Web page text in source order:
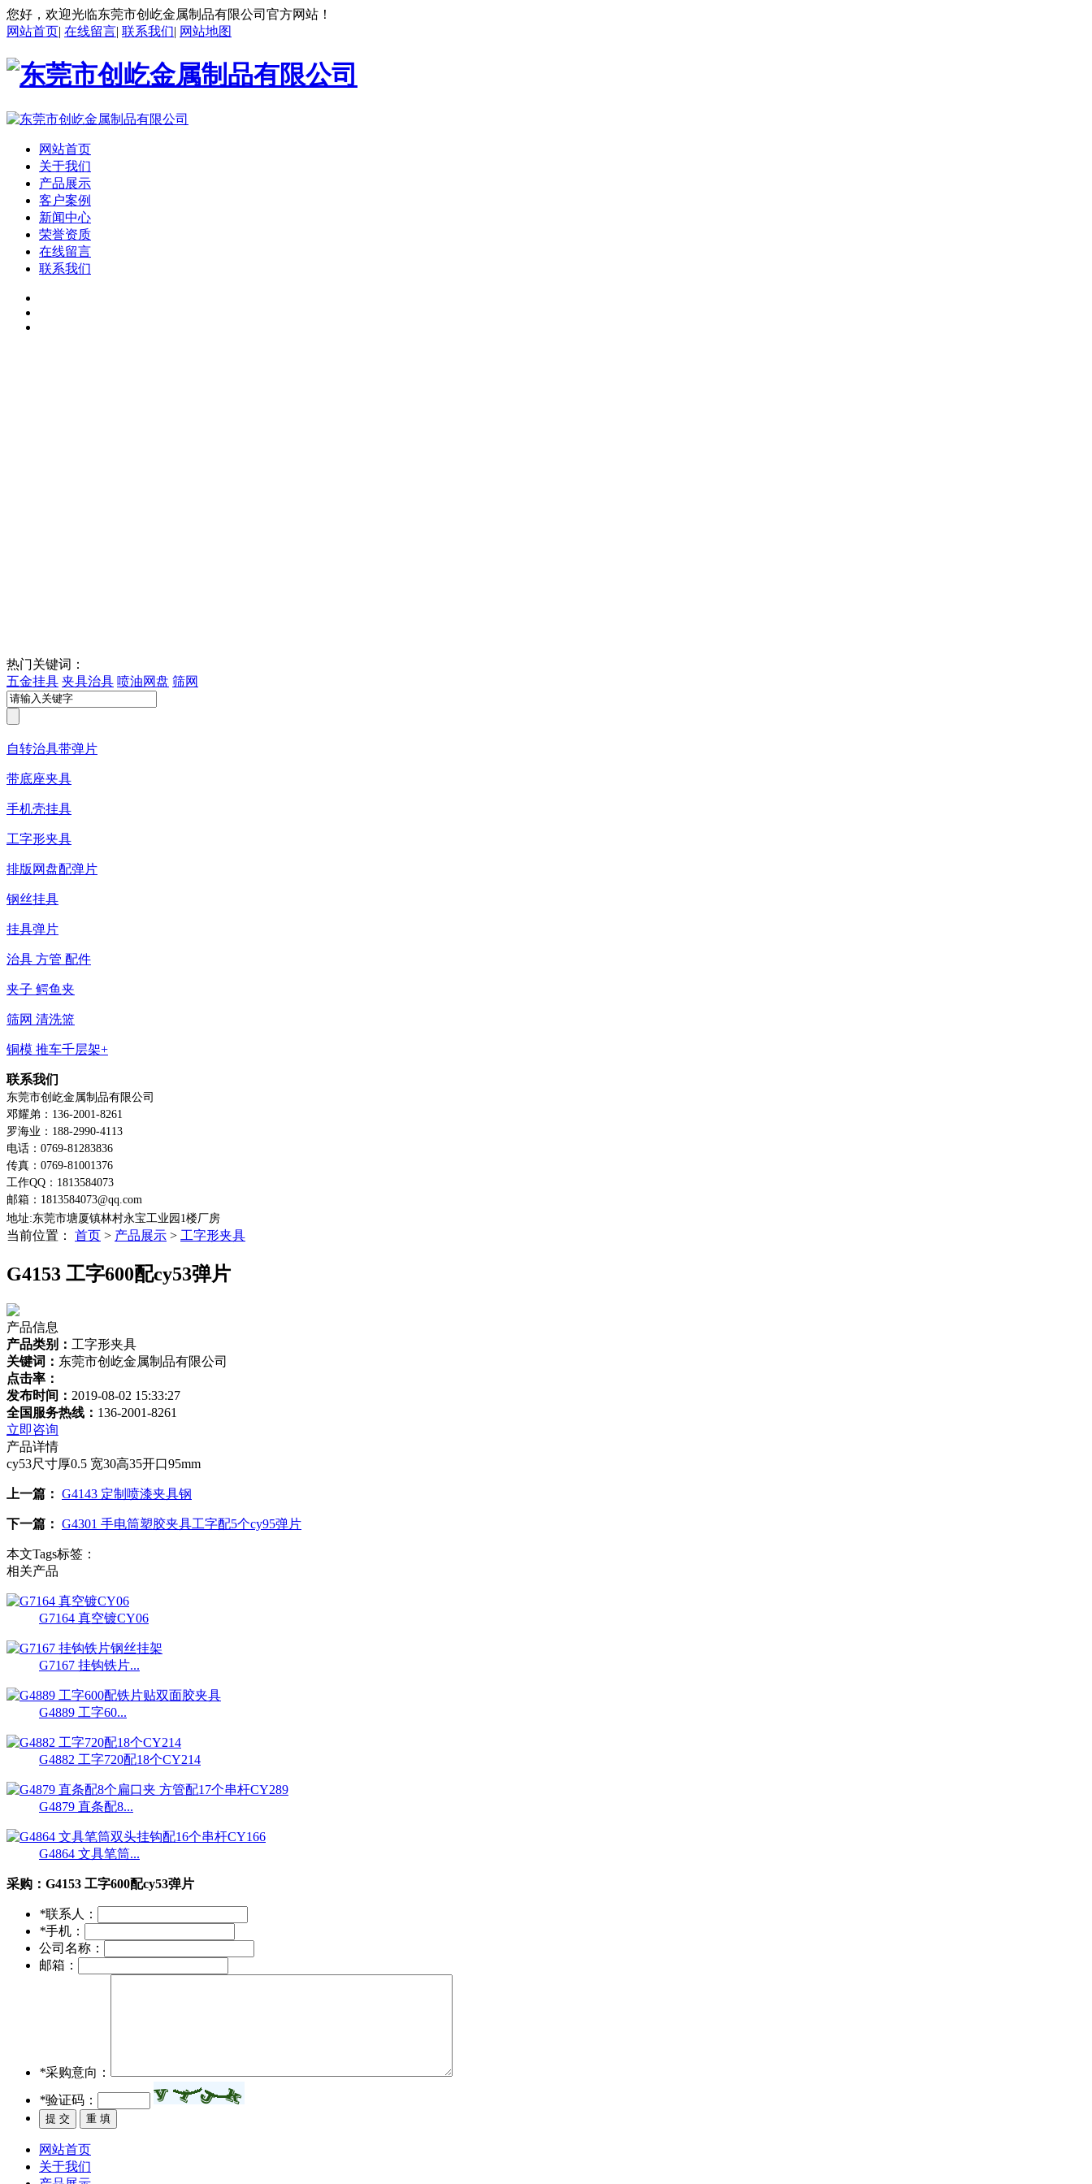
您好，欢迎光临东莞市创屹金属制品有限公司官方网站！
网站首页| 在线留言| 联系我们| 网站地图
网站首页
关于我们
产品展示
客户案例
新闻中心
荣誉资质
在线留言
联系我们
热门关键词：
五金挂具 夹具治具 喷油网盘 筛网
自转治具带弹片
带底座夹具
手机壳挂具
工字形夹具
排版网盘配弹片
钢丝挂具
挂具弹片
治具 方管 配件
夹子 鳄鱼夹
筛网 清洗篮
铜模 推车千层架+
联系我们
东莞市创屹金属制品有限公司
邓耀弟：136-2001-8261
罗海业：188-2990-4113
电话：0769-81283836
传真：0769-81001376
工作QQ：1813584073
邮箱：1813584073@qq.com
地址:东莞市塘厦镇林村永宝工业园1楼厂房
当前位置： 首页 > 产品展示 > 工字形夹具
G4153 工字600配cy53弹片
产品信息
产品类别： 工字形夹具
关键词： 东莞市创屹金属制品有限公司
点击率：
发布时间： 2019-08-02 15:33:27
全国服务热线： 136-2001-8261
立即咨询
产品详情
cy53尺寸厚0.5 宽30高35开口95mm
上一篇： G4143 定制喷漆夹具钢
下一篇： G4301 手电筒塑胶夹具工字配5个cy95弹片
本文Tags标签：
相关产品
G7164 真空镀CY06
G7167 挂钩铁片...
G4889 工字60...
G4882 工字720配18个CY214
G4879 直条配8...
G4864 文具笔筒...
采购： G4153 工字600配cy53弹片
*联系人：
*手机：
公司名称：
邮箱：
*采购意向：
*验证码：
网站首页
关于我们